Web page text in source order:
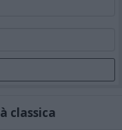
classica